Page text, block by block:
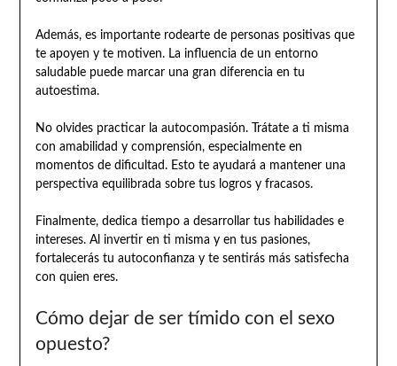
Además, es importante rodearte de personas positivas que
te apoyen y te motiven. La influencia de un entorno
saludable puede marcar una gran diferencia en tu
autoestima.
No olvides practicar la autocompasión. Trátate a ti misma
con amabilidad y comprensión, especialmente en
momentos de dificultad. Esto te ayudará a mantener una
perspectiva equilibrada sobre tus logros y fracasos.
Finalmente, dedica tiempo a desarrollar tus habilidades e
intereses. Al invertir en ti misma y en tus pasiones,
fortalecerás tu autoconfianza y te sentirás más satisfecha
con quien eres.
Cómo dejar de ser tímido con el sexo
opuesto?